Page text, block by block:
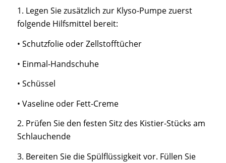
1. Legen Sie zusätzlich zur Klyso-Pumpe zuerst
folgende Hilfsmittel bereit:
• Schutzfolie oder Zellstofftücher
• Einmal-Handschuhe
• Schüssel
• Vaseline oder Fett-Creme
2. Prüfen Sie den festen Sitz des Kistier-Stücks am
Schlauchende
3. Bereiten Sie die Spülflüssigkeit vor. Füllen Sie